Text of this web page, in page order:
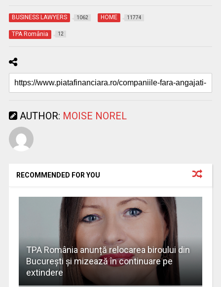
BUSINESS LAWYERS 1062 HOME 11774
TPA România 12
AUTHOR: MOISE NOREL
RECOMMENDED FOR YOU
TPA România anunță relocarea biroului din
București și mizează în continuare pe
extindere